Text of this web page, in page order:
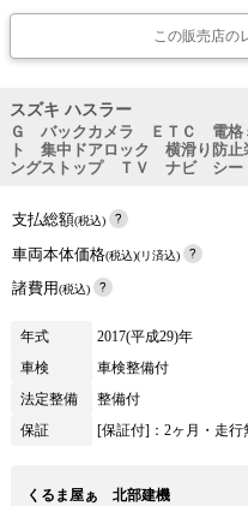
この販売店の
スズキ ハスラー
Ｇ バックカメラ ＥＴＣ 電格
ト 集中ドアロック 横滑り防
ングストップ ＴＶ ナビ シー
支払総額(税込)
車両本体価格(税込)(リ済込)
諸費用(税込)
年式 2017(平成29)年
車検
車検整備付
法定整備
整備付
保証
[保証付]：2ヶ月・走行
くるま屋ぁ 北部建機